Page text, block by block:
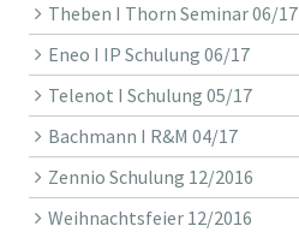
Theben I Thorn Seminar 06/17
Eneo I IP Schulung 06/17
Telenot I Schulung 05/17
Bachmann I R&M 04/17
Zennio Schulung 12/2016
Weihnachtsfeier 12/2016